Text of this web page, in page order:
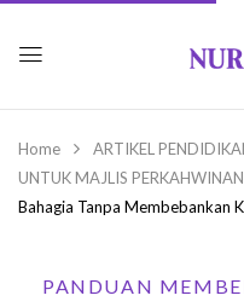
Home ARTIKEL
UNTUK MAJLIS PERKAHWINAN
Bahagia Tanpa Membebankan
PANDUAN